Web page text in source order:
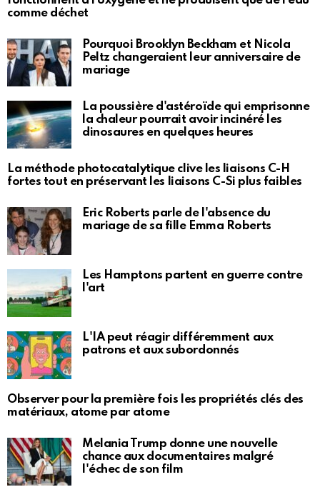
comme déchet
Pourquoi Brooklyn Beckham et Nicola
Peltz changeraient leur anniversaire de
mariage
La poussière d'astéroïde qui emprisonne
la chaleur pourrait avoir incinéré les
dinosaures en quelques heures
La méthode photocatalytique clive les liaisons C-H
fortes tout en préservant les liaisons C-Si plus faibles
Eric Roberts parle de l'absence du
mariage de sa fille Emma Roberts
Les Hamptons partent en guerre contre
l'art
L'IA peut réagir différemment aux
patrons et aux subordonnés
Observer pour la première fois les propriétés clés des
matériaux, atome par atome
Melania Trump donne une nouvelle
chance aux documentaires malgré
l'échec de son film